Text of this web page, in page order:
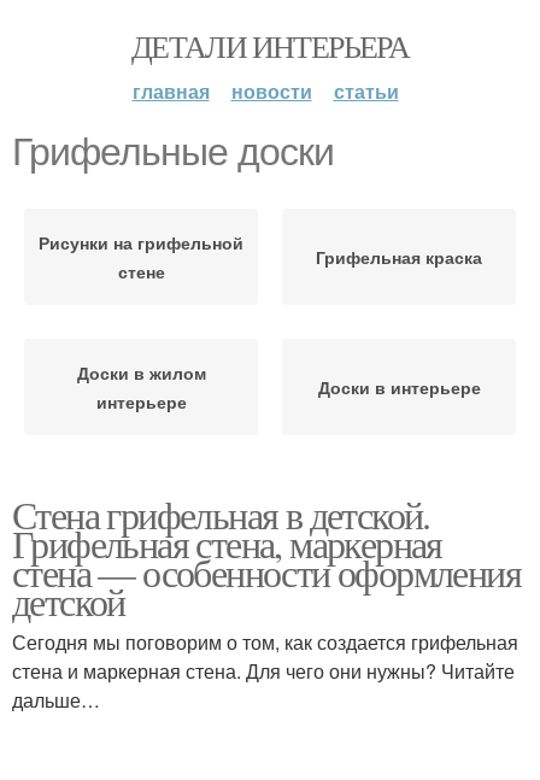
ДЕТАЛИ ИНТЕРЬЕРА
главная новости статьи
Грифельные доски
Рисунки на грифельной
стене
Грифельная краска
Доски в жилом
интерьере
Доски в интерьере
Стена грифельная в детской.
Грифельная стена, маркерная
стена — особенности оформления
детской
Сегодня мы поговорим о том, как создается грифельная
стена и маркерная стена. Для чего они нужны? Читайте
дальше…